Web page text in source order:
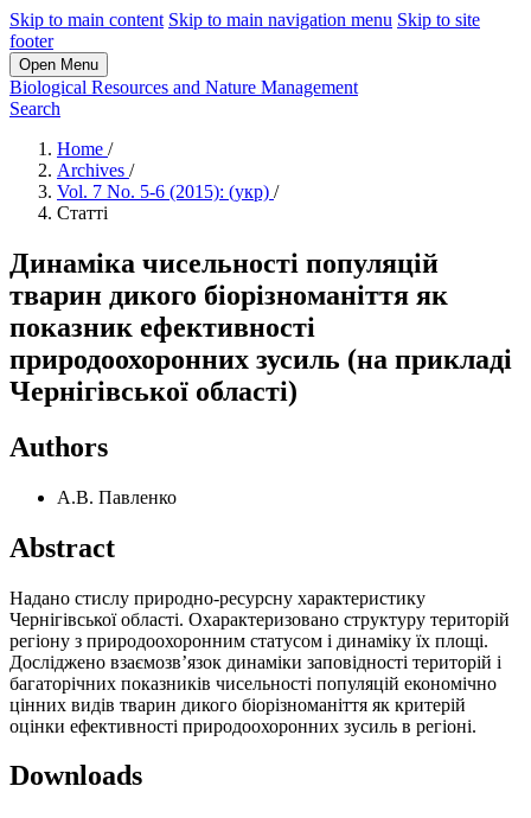
Skip to main content Skip to main navigation menu Skip to site
footer
Open Menu
Biological Resources and Nature Management
Search
Home /
Archives /
Vol. 7 No. 5-6 (2015): (укр) /
Статті
Динаміка чисельності популяцій
тварин дикого біорізноманіття як
показник ефективності
природоохоронних зусиль (на прикладі
Чернігівської області)
Authors
А.В. Павленко
Abstract
Надано стислу природно-ресурсну характеристику
Чернігівської області. Охарактеризовано структуру територій
регіону з природоохоронним статусом і динаміку їх площі.
Досліджено взаємозв’язок динаміки заповідності територій і
багаторічних показників чисельності популяцій економічно
цінних видів тварин дикого біорізноманіття як критерій
оцінки ефективності природоохоронних зусиль в регіоні.
Downloads